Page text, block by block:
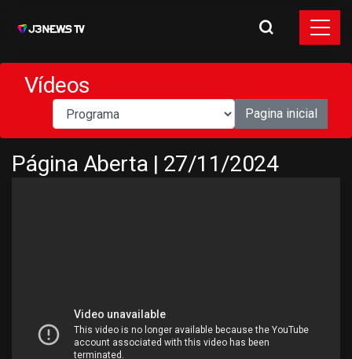
Vídeos
Pagina inicial
Página Aberta | 27/11/2024